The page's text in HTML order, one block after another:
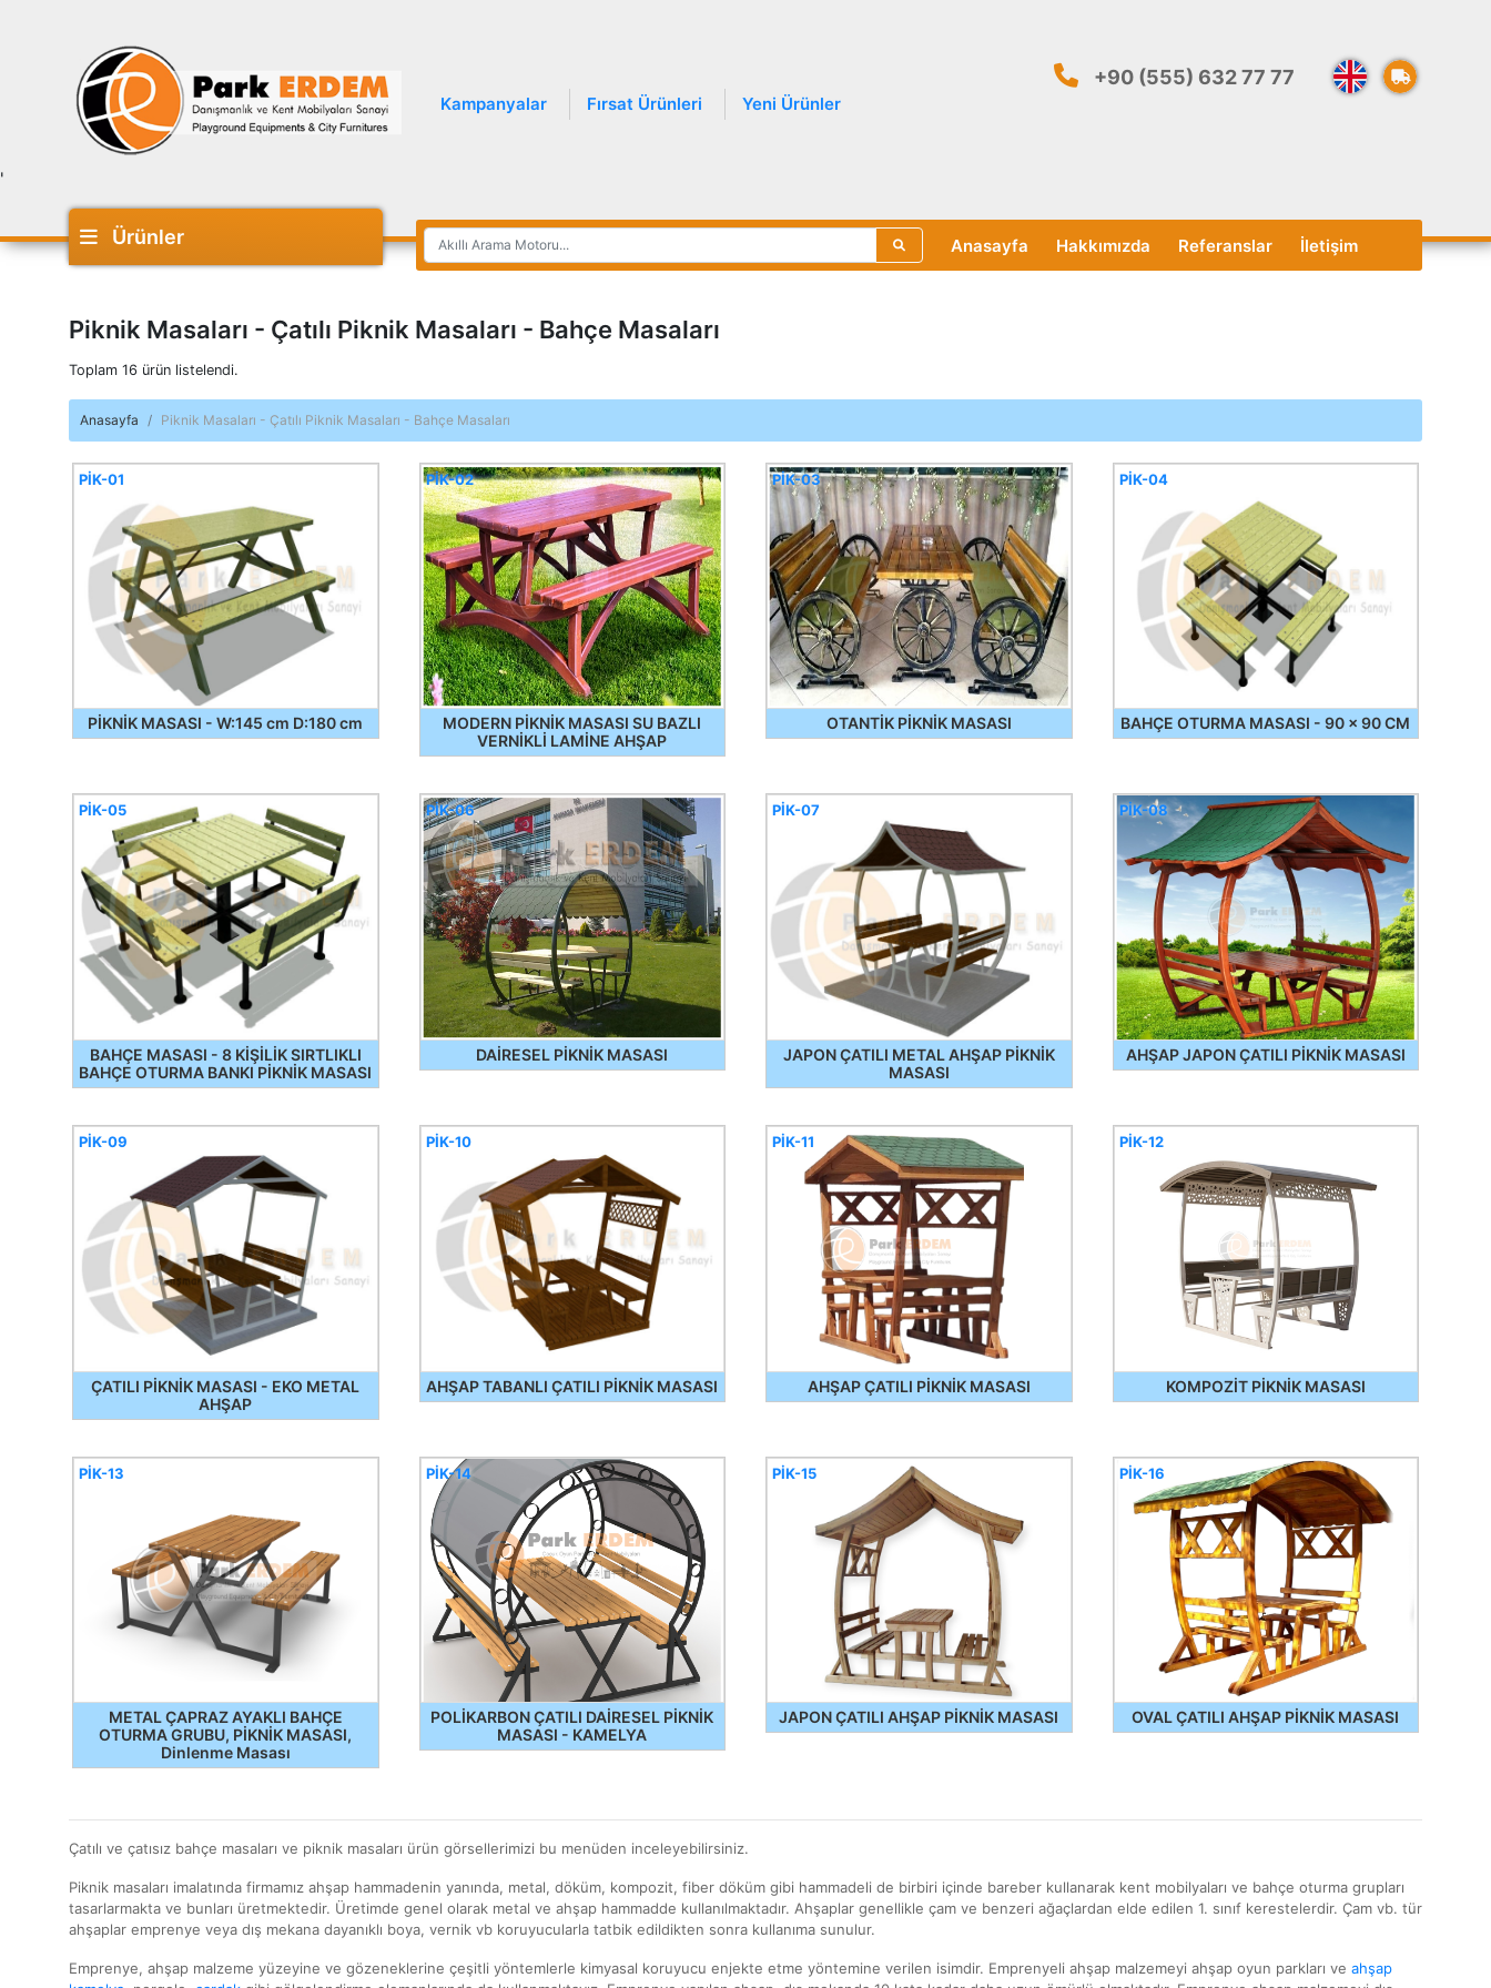
Kampanyalar Fırsat Ürünleri Yeni Ürünler
+90 (555) 632 77 77
'
Ürünler Anasayfa Hakkımızda Referanslar İletişim
Piknik Masaları - Çatılı Piknik Masaları - Bahçe Masaları
Toplam 16 ürün listelendi.
Anasayfa Piknik Masaları - Çatılı Piknik Masaları - Bahçe Masaları
PİKNİK MASASI - W:145 cm D:180 cm
PİK-01
MODERN PİKNİK MASASI SU BAZLI
VERNİKLİ LAMİNE AHŞAP
PİK-02
OTANTİK PİKNİK MASASI
PİK-03
BAHÇE OTURMA MASASI - 90 x 90 CM
PİK-04
BAHÇE MASASI - 8 KİŞİLİK SIRTLIKLI
BAHÇE OTURMA BANKI PİKNİK MASASI
PİK-05
DAİRESEL PİKNİK MASASI
PİK-06
JAPON ÇATILI METAL AHŞAP PİKNİK
MASASI
PİK-07
AHŞAP JAPON ÇATILI PİKNİK MASASI
PİK-08
ÇATILI PİKNİK MASASI - EKO METAL
AHŞAP
PİK-09
AHŞAP TABANLI ÇATILI PİKNİK MASASI
PİK-10
AHŞAP ÇATILI PİKNİK MASASI
PİK-11
KOMPOZİT PİKNİK MASASI
PİK-12
METAL ÇAPRAZ AYAKLI BAHÇE
OTURMA GRUBU, PİKNİK MASASI,
Dinlenme Masası
PİK-13
POLİKARBON ÇATILI DAİRESEL PİKNİK
MASASI - KAMELYA
PİK-14
JAPON ÇATILI AHŞAP PİKNİK MASASI
PİK-15
OVAL ÇATILI AHŞAP PİKNİK MASASI
PİK-16
Çatılı ve çatısız bahçe masaları ve piknik masaları ürün görsellerimizi bu menüden inceleyebilirsiniz.
Piknik masaları imalatında firmamız ahşap hammadenin yanında, metal, döküm, kompozit, fiber döküm gibi hammadeli de birbiri içinde bareber kullanarak kent mobilyaları ve bahçe oturma grupları
tasarlarmakta ve bunları üretmektedir. Üretimde genel olarak metal ve ahşap hammadde kullanılmaktadır. Ahşaplar genellikle çam ve benzeri ağaçlardan elde edilen 1. sınıf kerestelerdir. Çam vb. tür
ahşaplar emprenye veya dış mekana dayanıklı boya, vernik vb koruyucularla tatbik edildikten sonra kullanıma sunulur.
Emprenye, ahşap malzeme yüzeyine ve gözeneklerine çeşitli yöntemlerle kimyasal koruyucu enjekte etme yöntemine verilen isimdir. Emprenyeli ahşap malzemeyi ahşap oyun parkları ve ahşap